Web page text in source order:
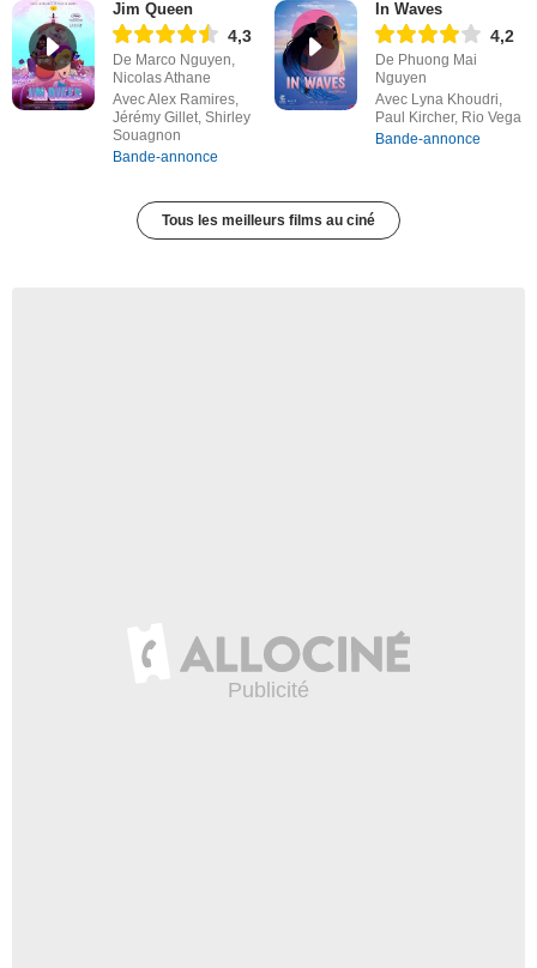
Jim Queen
4,3
De Marco Nguyen,
Nicolas Athane
Avec Alex Ramires,
Jérémy Gillet, Shirley
Souagnon
Bande-annonce
In Waves
4,2
De Phuong Mai
Nguyen
Avec Lyna Khoudri,
Paul Kircher, Rio Vega
Bande-annonce
Tous les meilleurs films au ciné